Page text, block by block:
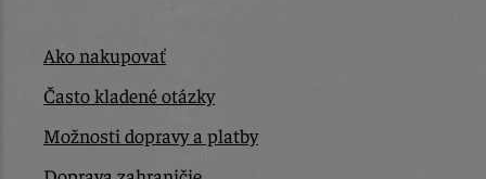
Ako nakupovať
Často kladené otázky
Možnosti dopravy a platby